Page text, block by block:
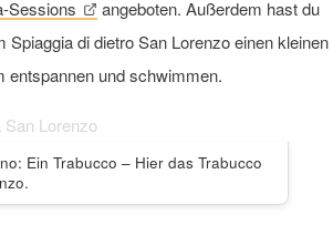
Sessions
angeboten. Außerdem hast du
Spiaggia di dietro San Lorenzo einen kleinen
entspannen und schwimmen.
Ein Trabucco – Hier das Trabucco